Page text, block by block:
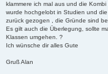
klammere ich mal aus und die
wurde hochgelobt in Studien und
zurück gezogen , die Gründe sind
Es gilt auch die Überlegung, sollte
Klassen umgehen. ?
Ich wünsche dir alles Gute
Gruß Alan